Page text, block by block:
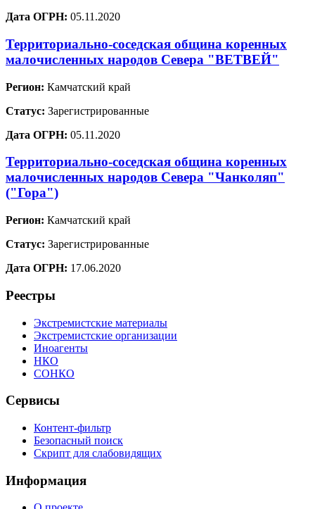
Дата ОГРН: 05.11.2020
Территориально-соседская община коренных
малочисленных народов Севера "ВЕТВЕЙ"
Регион: Камчатский край
Статус: Зарегистрированные
Дата ОГРН: 05.11.2020
Территориально-соседская община коренных
малочисленных народов Севера "Чанколяп"
("Гора")
Регион: Камчатский край
Статус: Зарегистрированные
Дата ОГРН: 17.06.2020
Реестры
Экстремистские материалы
Экстремистские организации
Иноагенты
НКО
СОНКО
Сервисы
Контент-фильтр
Безопасный поиск
Скрипт для слабовидящих
Информация